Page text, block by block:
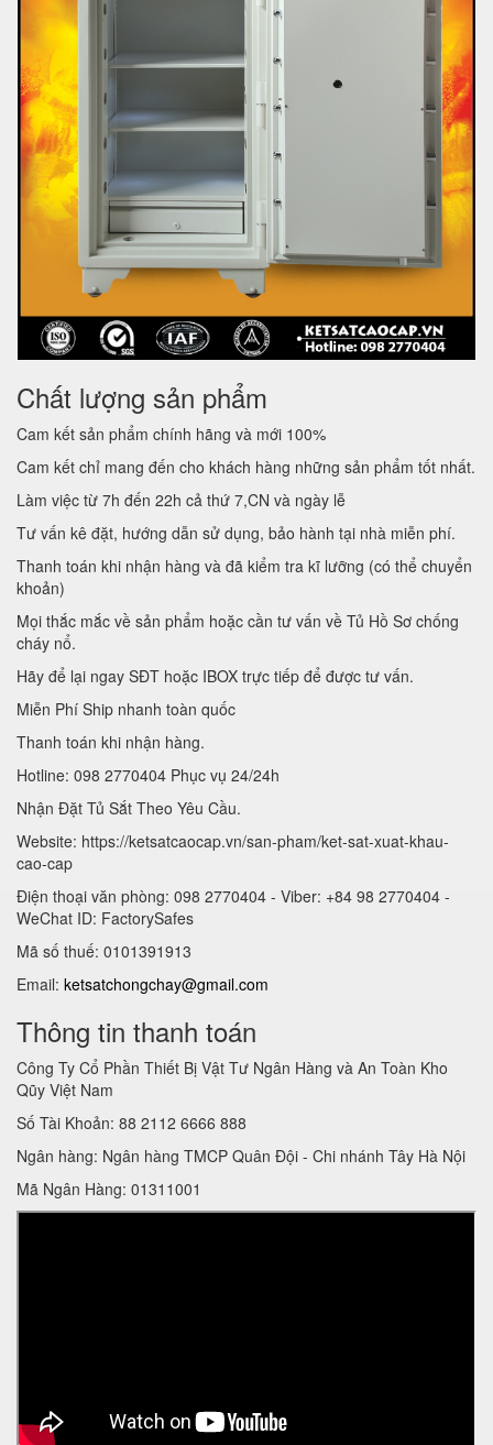
Chất lượng sản phẩm
Cam kết sản phẩm chính hãng và mới 100%
Cam kết chỉ mang đến cho khách hàng những sản phẩm tốt nhất.
Làm việc từ 7h đến 22h cả thứ 7,CN và ngày lễ
Tư vấn kê đặt, hướng dẫn sử dụng, bảo hành tại nhà miễn phí.
Thanh toán khi nhận hàng và đã kiểm tra kĩ lưỡng (có thể chuyển
khoản)
Mọi thắc mắc về sản phẩm hoặc cần tư vấn về Tủ Hồ Sơ chống
cháy nổ.
Hãy để lại ngay SĐT hoặc IBOX trực tiếp để được tư vấn.
Miễn Phí Ship nhanh toàn quốc
Thanh toán khi nhận hàng.
Hotline: 098 2770404 Phục vụ 24/24h
Nhận Đặt Tủ Sắt Theo Yêu Cầu.
Website: https://ketsatcaocap.vn/san-pham/ket-sat-xuat-khau-
cao-cap
Điện thoại văn phòng: 098 2770404 - Viber: +84 98 2770404 -
WeChat ID: FactorySafes
Mã số thuế: 0101391913
Email: ketsatchongchay@gmail.com
Thông tin thanh toán
Công Ty Cổ Phần Thiết Bị Vật Tư Ngân Hàng và An Toàn Kho
Qũy Việt Nam
Số Tài Khoản: 88 2112 6666 888
Ngân hàng: Ngân hàng TMCP Quân Đội - Chi nhánh Tây Hà Nội
Mã Ngân Hàng: 01311001